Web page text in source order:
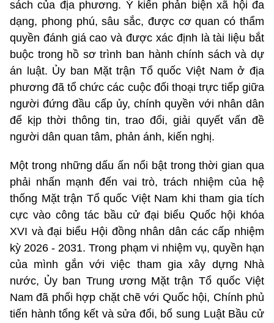
sách của địa phương. Ý kiến phản biện xã hội đa
dạng, phong phú, sâu sắc, được cơ quan có thẩm
quyền đánh giá cao và được xác định là tài liệu bắt
buộc trong hồ sơ trình ban hành chính sách và dự
án luật. Ủy ban Mặt trận Tổ quốc Việt Nam ở địa
phương đã tổ chức các cuộc đối thoại trực tiếp giữa
người đứng đầu cấp ủy, chính quyền với nhân dân
để kịp thời thông tin, trao đổi, giải quyết vấn đề
người dân quan tâm, phản ánh, kiến nghị.
Một trong những dấu ấn nổi bật trong thời gian qua
phải nhấn mạnh đến vai trò, trách nhiệm của hệ
thống Mặt trận Tổ quốc Việt Nam khi tham gia tích
cực vào công tác bầu cử đại biểu Quốc hội khóa
XVI và đại biểu Hội đồng nhân dân các cấp nhiệm
kỳ 2026 - 2031. Trong phạm vi nhiệm vụ, quyền hạn
của mình gắn với việc tham gia xây dựng Nhà
nước, Ủy ban Trung ương Mặt trận Tổ quốc Việt
Nam đã phối hợp chặt chẽ với Quốc hội, Chính phủ
tiến hành tổng kết và sửa đổi, bổ sung Luật Bầu cử